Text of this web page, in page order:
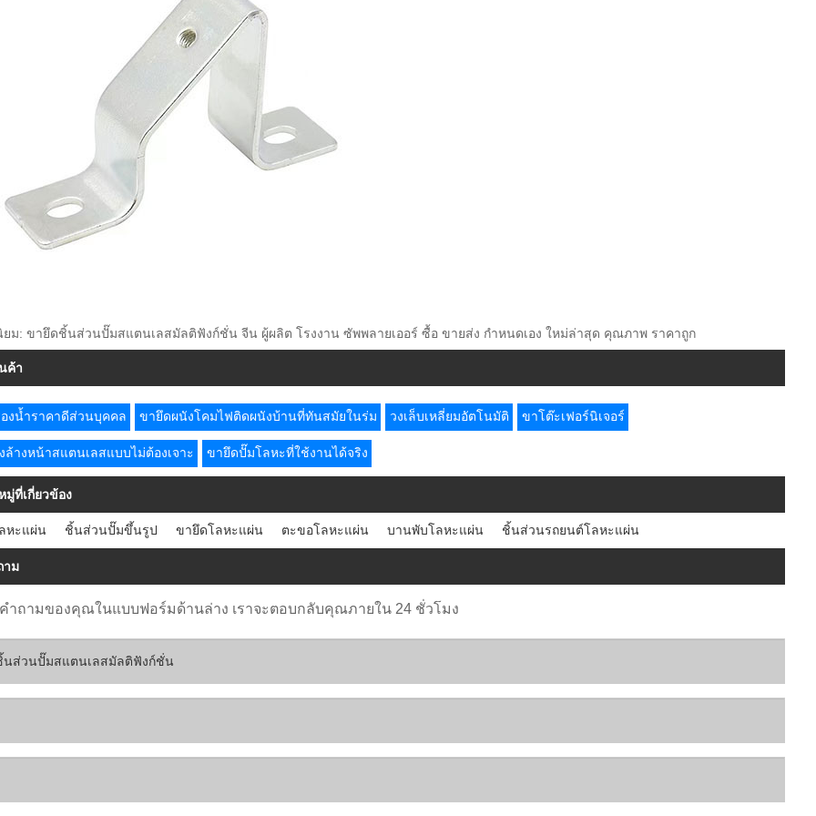
ยม: ขายึดชิ้นส่วนปั๊มสแตนเลสมัลติฟังก์ชั่น จีน ผู้ผลิต โรงงาน ซัพพลายเออร์ ซื้อ ขายส่ง กำหนดเอง ใหม่ล่าสุด คุณภาพ ราคาถูก
ค้า
องน้ำราคาดีส่วนบุคคล ขายึดผนังโคมไฟติดผนังบ้านที่ทันสมัยในร่ม วงเล็บเหลี่ยมอัตโนมัติ ขาโต๊ะเฟอร์นิเจอร์
ล้างหน้าสแตนเลสแบบไม่ต้องเจาะ ขายึดปั๊มโลหะที่ใช้งานได้จริง
มู่ที่เกี่ยวข้อง
หะแผ่น ชิ้นส่วนปั๊มขึ้นรูป ขายึดโลหะแผ่น ตะขอโลหะแผ่น บานพับโลหะแผ่น ชิ้นส่วนรถยนต์โลหะแผ่น
าม
ำถามของคุณในแบบฟอร์มด้านล่าง เราจะตอบกลับคุณภายใน 24 ชั่วโมง